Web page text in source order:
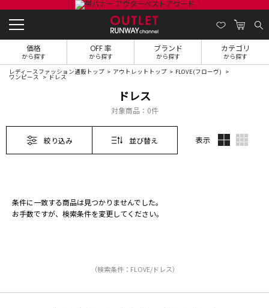
価格
から探す
OFF 率
から探す
ブランド
から探す
カテゴリ
から探す
レディースファッション通販トップ アウトレットトップ FLOVE(フローヴ)
ワンピース ドレス
ドレス
対象商品： 0件
絞り込み 並び替え 表示
条件に一致する商品は見つかりませんでした。
お手数ですが、検索条件を変更してください。
（検索条件：FLOVE/ドレス）